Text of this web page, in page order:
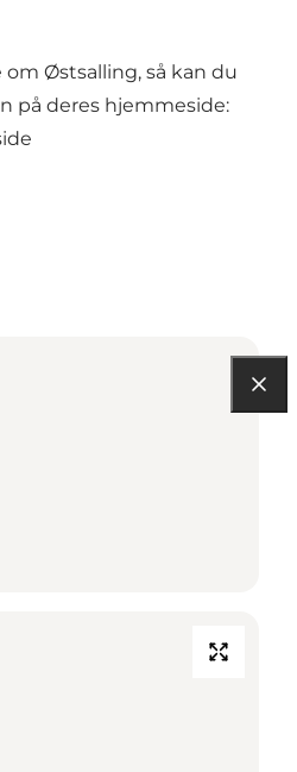
Østsalling, så kan du
på deres hjemmeside: